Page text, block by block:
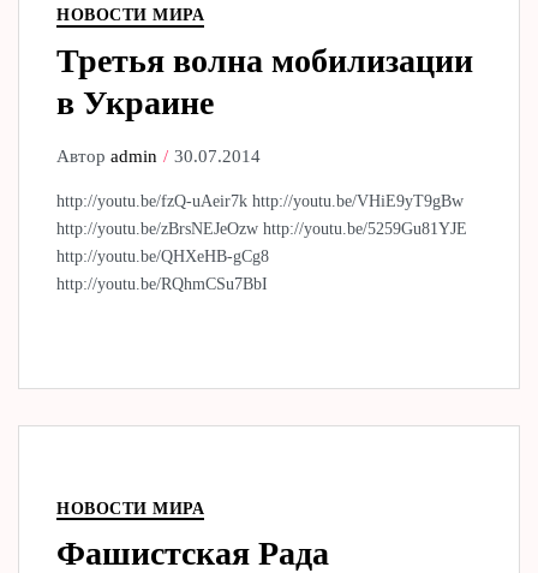
НОВОСТИ МИРА
Третья волна мобилизации
в Украине
Авторadmin 30.07.2014
http://youtu.be/fzQ-uAeir7k http://youtu.be/VHiE9yT9gBw
http://youtu.be/zBrsNEJeOzw http://youtu.be/5259Gu81YJE
http://youtu.be/QHXeHB-gCg8
http://youtu.be/RQhmCSu7BbI
НОВОСТИ МИРА
Фашистская Рада